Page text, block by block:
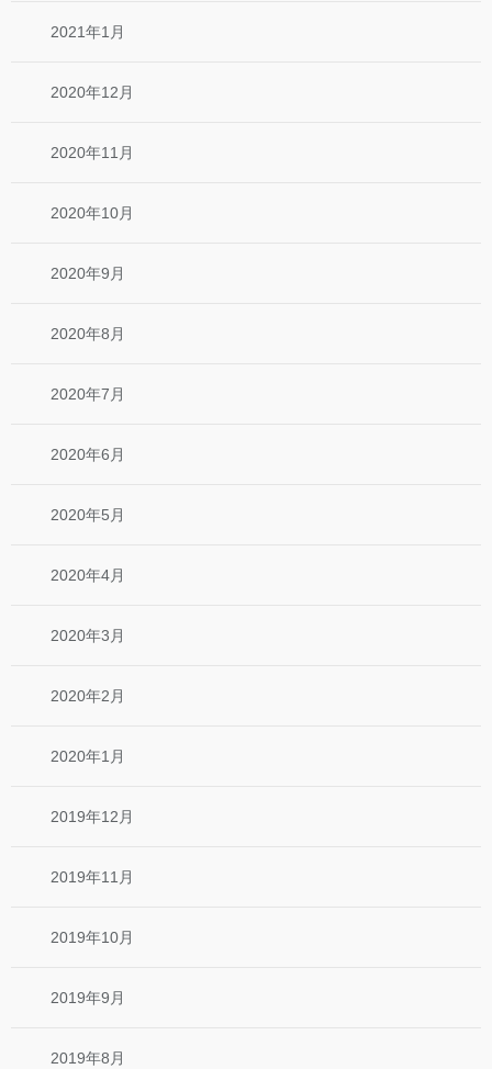
2021年1月
2020年12月
2020年11月
2020年10月
2020年9月
2020年8月
2020年7月
2020年6月
2020年5月
2020年4月
2020年3月
2020年2月
2020年1月
2019年12月
2019年11月
2019年10月
2019年9月
2019年8月